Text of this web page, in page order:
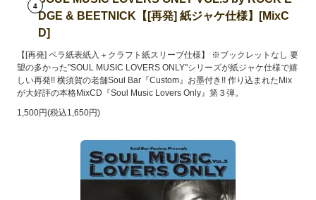
4
DGE & BEETNICK【[再発] 紙ジャケ仕様】[MixC
D]
【[再発] ペラ紙表紙入＋クラフト紙スリーブ仕様】 ※ブックレットなし 要
望の多かった"SOUL MUSIC LOVERS ONLY"シリーズが紙ジャケ仕様で嬉
しい再発!! 横須賀の老舗Soul Bar『Custom』お墨付き!! 作り込まれたMix
が大好評の本格MixCD『Soul Music Lovers Only』第３弾。
1,500円(税込1,650円)